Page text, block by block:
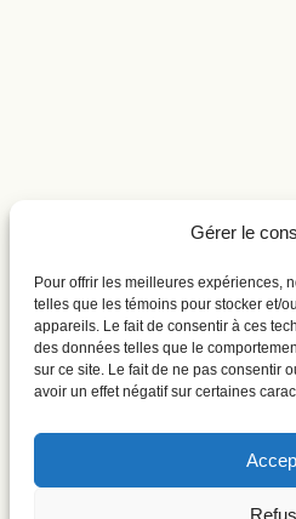
Gérer le
Pour offrir les meilleures expériences,
telles que les témoins pour stocker et/
appareils. Le fait de consentir à ces
des données telles que le
sur ce site. Le fait de ne pas consentir
avoir un effet négatif sur certaines
ISSN 2563-660X